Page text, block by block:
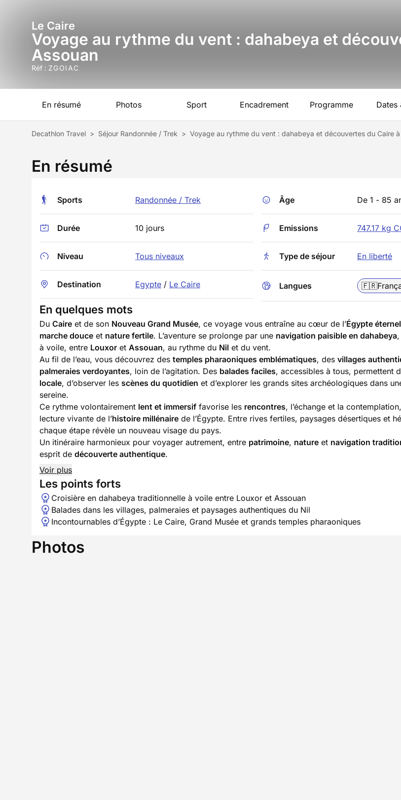
Le Caire
Voyage au rythme du vent : dahabeya et
Assouan
Réf : ZGOIAC
En résumé Photos Sport Encadrement Programme Dates
Decathlon Travel > Séjour Randonnée / Trek > Voyage au rythme du vent : dahabeya et découvertes du Caire
En résumé
Sports Randonnée / Trek
Durée 10 jours
Niveau Tous niveaux
Destination Egypte / Le Caire
Âge De 1 - 85
Emissions 747.17 kg
Type de séjour En liberté
Langues 🇫🇷
En quelques mots
Du Caire et de son Nouveau Grand Musée, ce voyage vous entraîne au cœur de l’Égypte
marche douce et nature fertile. L’aventure se prolonge par une navigation paisible en dahabeya
à voile, entre Louxor et Assouan, au rythme du Nil et du vent.
Au fil de l’eau, vous découvrez des temples pharaoniques emblématiques, des villages
palmeraies verdoyantes, loin de l’agitation. Des balades faciles, accessibles à tous, permettent
locale, d’observer les scènes du quotidien et d’explorer les grands sites archéologiques dans
sereine.
Ce rythme volontairement lent et immersif favorise les rencontres, l’échange et la
lecture vivante de l’histoire millénaire de l’Égypte. Entre rives fertiles, paysages désertiques et
chaque étape révèle un nouveau visage du pays.
Un itinéraire harmonieux pour voyager autrement, entre patrimoine, nature et navigation
esprit de découverte authentique.
Voir plus
Les points forts
Croisière en dahabeya traditionnelle à voile entre Louxor et Assouan
Balades dans les villages, palmeraies et paysages authentiques du Nil
Incontournables d’Égypte : Le Caire, Grand Musée et grands temples pharaoniques
Photos